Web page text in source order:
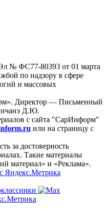
№ ФС77-80393 от 01 марта
по надзору в сфере
и массовых
Директор — Письменный
Д.Ю.
с сайта "СарИнформ"
или на страницу с
за достоверность
Такие материалы
материал» и «Реклама».
Яндекс.Метрика